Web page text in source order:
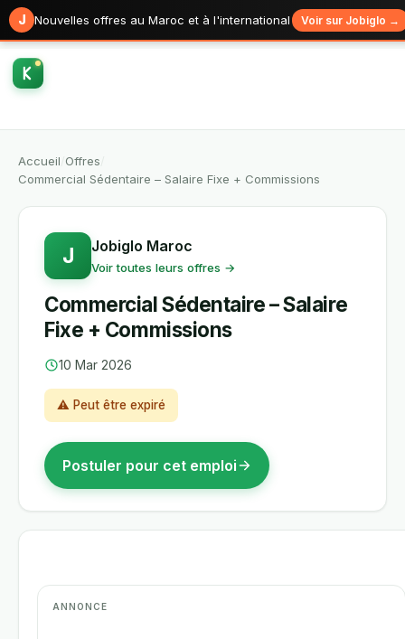
J Nouvelles offres au Maroc et à l'international Voir sur Jobiglo →
Accueil Offres
Commercial Sédentaire – Salaire Fixe + Commissions
J Jobiglo Maroc
Voir toutes leurs offres →
Commercial Sédentaire – Salaire
Fixe + Commissions
10 Mar 2026
⚠ Peut être expiré
Postuler pour cet emploi